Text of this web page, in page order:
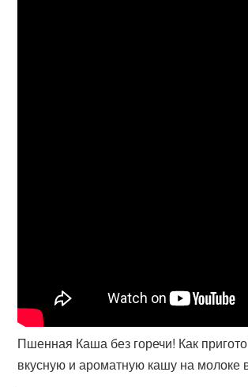
Пшенная Каша без горечи! Как
вкусную и ароматную кашу на молоке